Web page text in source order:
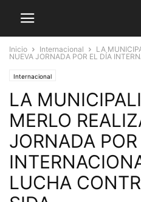
Inicio Internacional
LA
NUEVA JORNADA POR EL DÍA
Internacional
LA
MERLO
JORNADA
LUCHA